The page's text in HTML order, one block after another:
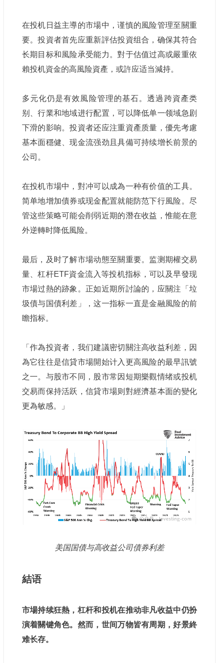
在投机日益主導的市場中，谨慎的風险管理至關重
要。投資者首先应重新評估投資组合，确保其符合
长期目标和風险承受能力。對于估值过高或嚴重依
賴投机資金的高風险資產，或許应适当減持。
多元化仍是有效風险管理的基石。透過跨資產类
别、行業和地域进行配置，可以降低单一领域急剧
下滑的影响。投資者还应注重資產质量，優先考慮
基本面穩健、现金流强劲且具備可持续增长前景的
公司。
在投机市場中，對冲可以成為一种有价值的工具。
简单地增加債券或现金配置就能防范下行風险。尽
管这些策略可能会削弱近期的潛在收益，惟能在意
外逆轉时降低風险。
最后，及时了解市場动態至關重要。监测期權交易
量、杠杆ETF資金流入等投机指标，可以及早發现
市場过熱的跡象。正如近期所討論的，应關注「垃
圾債与国債利差」，这一指标一直是金融風险的前
瞻指标。
「作為投資者，我们建議密切關注高收益利差，因
為它往往是信貸市場開始计入更高風险的最早訊號
之一。与股市不同，股市常因短期樂觀情绪或投机
交易而保持活跃，信貸市場则對經濟基本面的變化
更為敏感。」
美国国債与高收益公司債券利差
結语
市場持续狂熱，杠杆和投机在推动非凡收益中仍扮
演着關键角色。然而，世间万物皆有周期，好景終
难长存。